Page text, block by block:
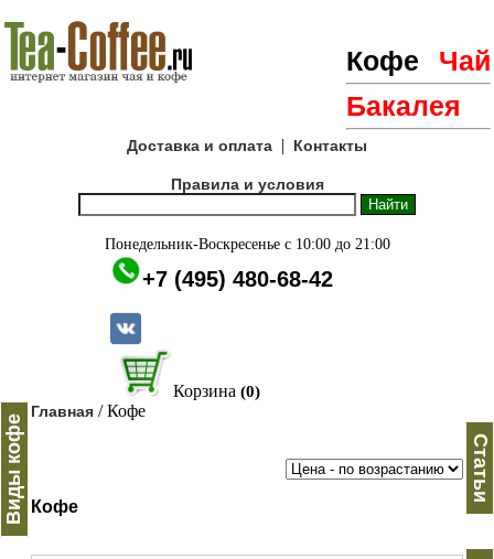
Кофе
Чай
Бакалея
Доставка и оплата | Контакты
Правила и условия
Понедельник-Воскресенье с 10:00 до 21:00
+7 (495) 480-68-42
Корзина (0)
Виды кофе
Главная / Кофе
Кофе
Статьи